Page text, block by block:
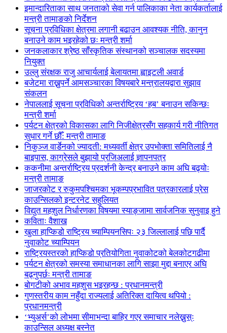
इमान्दारिताका साथ जनताकाे सेवा गर्न पालिकाका नेता कार्यकर्तालाई
मन्त्री तामाङको निर्देशन
सूचना प्रविधिका क्षेत्रमा लगानी बढाउन आवश्यक नीति, कानुन
बनाउने काम भइरहेको छः मन्त्री शर्मा
जनकलाकार श्रेष्ठ साँस्कृतिक संस्थानको सञ्चालक सदस्यमा
नियुक्त
उल्लु संरक्षक राजु आचार्यलाई बेलायतमा ह्वाइटली अवार्ड
बजेटमा राख्नुपर्ने आमसञ्चारका विषयबारे मन्त्रालयद्वारा सुझाव
संकलन
नेपाललाई सूचना प्रविधिको अन्तर्राष्ट्रिय ‘हब’ बनाउन सकिन्छः
मन्त्री शर्मा
पर्यटन क्षेत्रको विकासका लागि निजीक्षेत्रसँग सहकार्य गरी नीतिगत
सुधार गर्ने छौँ: मन्त्री तामाङ
निकुञ्ज वार्डेनको ज्यादती: मध्यवर्ती क्षेत्र उपभोक्ता समितिलाई नै
बाइपास, काग्रेसले बुझायो प्रजिअलाई ज्ञापनपत्र
ककनीमा अन्तर्राष्ट्रिय प्रदर्शनी केन्द्र बनाउने काम अघि बढ्योः
मन्त्री तामाङ
जाजरकोट र रुकुमपश्चिमका भूकम्पप्रभावित पत्रकारलाई प्रेस
काउन्सिलको इन्टरनेट सहुलियत
विद्युत महशुल निर्धारणका विषयमा स्याङ्जामा सार्वजनिक सुनुवाइ हुने
कविताः वैशाख
खुला हाप्किडो राष्ट्रिय च्याम्पियनसिपः २३ जिल्लालाई पछि पार्दै
नुवाकोट च्याम्पियन
राष्ट्रियस्तरको हाप्किडो प्रतियोगिता नुवाकोटको बेलकोटगढीमा
पर्यटन क्षेत्रको समस्या समाधानका लागि साझा मुद्दा बनाएर अघि
बढ्नुपर्छः मन्त्री तामाङ
बोगटीको अभाव महशुस भइरहन्छ : प्रधानमन्त्री
गुणस्तरीय काम नहुँदा राज्यलाई अतिरिक्त दायित्व थपियो :
प्रधानमन्त्री
‘भ्युअर्स’को लोभमा सीमाभन्दा बाहिर गएर समाचार नलेख्नुस्ः
काउन्सिल अध्यक्ष बस्नेत